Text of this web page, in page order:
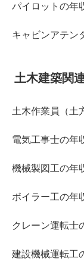
パイロットの年
キャビンアテン
土木建築関
土木作業員（土
電気工事士の年
機械製図工の年
ボイラー工の年
クレーン運転士
建設機械運転工